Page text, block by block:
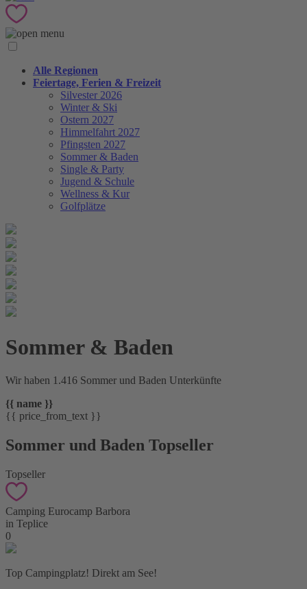
Alle Regionen
Feiertage, Ferien & Freizeit
Silvester 2026
Winter & Ski
Ostern 2027
Himmelfahrt 2027
Pfingsten 2027
Sommer & Baden
Single & Party
Jugend & Schule
Wellness & Kur
Golfplätze
Sommer & Baden
Wir haben 1.416 Sommer und Baden Unterkünfte
{{ name }}
{{ price_from_text }}
Sommer und Baden Topseller
Topseller
Camping Eurocamp Barbora
in Teplice
0
Top Campingplatz! Direkt am See!